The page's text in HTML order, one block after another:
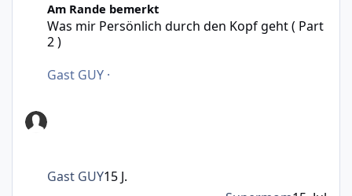
Am Rande bemerkt
Was mir Persönlich durch den Kopf geht ( Part
2 )
Gast GUY ·
Gast GUY15 J.